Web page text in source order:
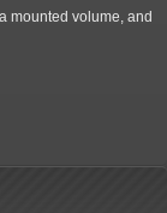
mounted volume, and